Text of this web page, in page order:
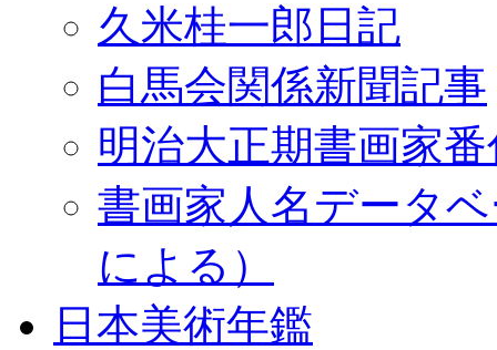
久米桂一郎日記
白馬会関係新聞記事
明治大正期書画家
書画家人名データ
による）
日本美術年鑑